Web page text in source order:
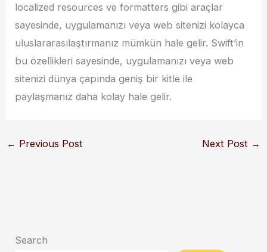
localized resources ve formatters gibi araçlar
sayesinde, uygulamanızı veya web sitenizi kolayca
uluslararasılaştırmanız mümkün hale gelir. Swift’in
bu özellikleri sayesinde, uygulamanızı veya web
sitenizi dünya çapında geniş bir kitle ile
paylaşmanız daha kolay hale gelir.
← Previous Post Next Post →
Search